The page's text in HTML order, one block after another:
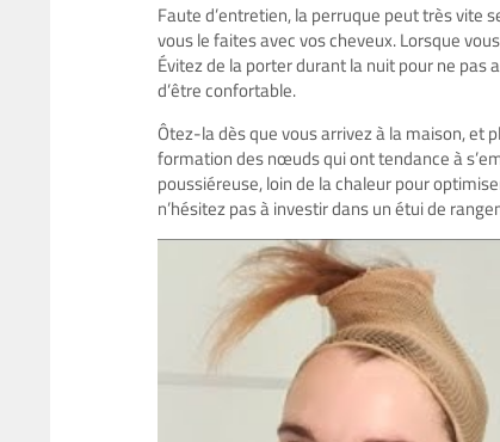
Faute d’entretien, la perruque peut très vite
vous le faites avec vos cheveux. Lorsque
Évitez de la porter durant la nuit pour ne
d’être confortable.
Ôtez-la dès que vous arrivez à la maison, et
formation des nœuds qui ont tendance à
poussiéreuse, loin de la chaleur pour
n’hésitez pas à investir dans un étui de